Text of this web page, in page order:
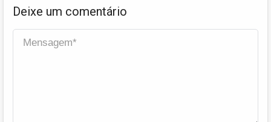
Deixe um comentário